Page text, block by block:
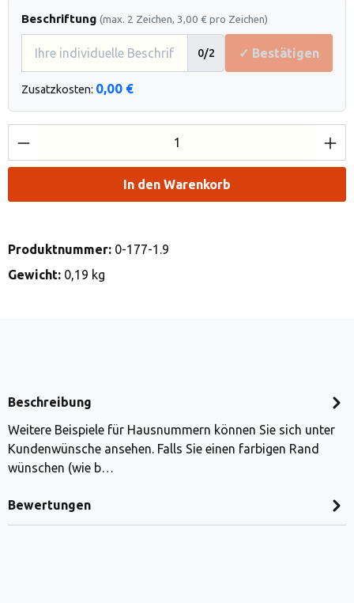
Beschriftung (max. 2 Zeichen, 3,00 € pro Zeichen)
0/2 ✓ Bestätigen
Zusatzkosten: 0,00 €
Produkt Anzahl: Gib den gewünschten
In den Warenkorb
Produktnummer: 0-177-1.9
Gewicht: 0,19 kg
Beschreibung
Weitere Beispiele für Hausnummern können Sie sich unter
Kundenwünsche ansehen. Falls Sie einen farbigen Rand
wünschen (wie b…
Bewertungen